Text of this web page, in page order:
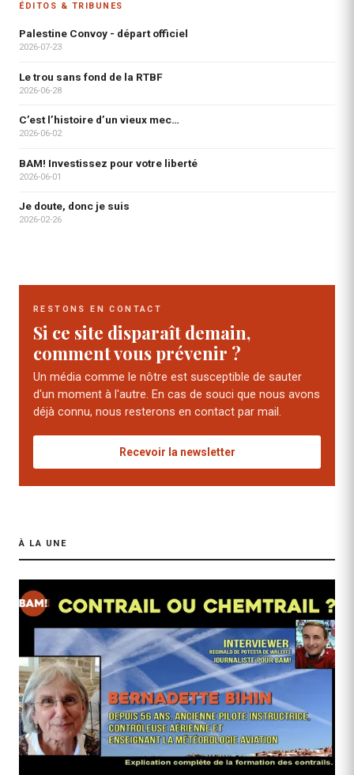
ÉDITOS & TRIBUNES
Palestine Convoy - départ officiel
2026-07-23
Le trou sans fond de la RTBF
2026-06-28
C’est l’histoire d’un vieux mec…
2026-06-02
BAM! Investissez pour votre liberté
2026-06-01
Je doute, donc je suis
2026-02-26
RESTONS EN CONTACT
Si ce site disparaît demain,
comment vous prévenir ?
Un média comme le nôtre est susceptible de sauter
d'un moment à l'autre. En cas de souci que nous avons
déjà connu, nous resterons en contact par mail.
Recevoir la newsletter
À LA UNE